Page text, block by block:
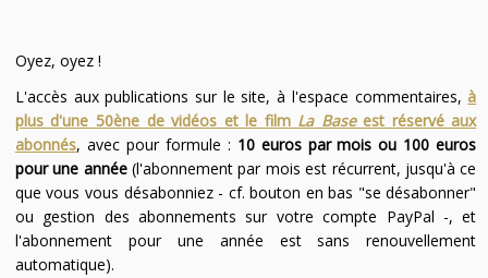
Oyez, oyez !
L'accès aux publications sur le site, à l'espace commentaires,à
plus d'une 50ène de vidéos et le film La Baseest réservé aux
abonnés, avec pour formule : 10 euros par mois ou 100 euros
pour une année(l'abonnement par mois est récurrent, jusqu'à ce
que vous vous désabonniez - cf. bouton en bas "se désabonner"
ou gestion des abonnements sur votre compte PayPal -, et
l'abonnement pour une année est sans renouvellement
automatique).